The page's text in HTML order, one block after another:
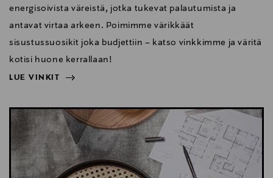
energisoivista väreistä, jotka tukevat palautumista ja
antavat virtaa arkeen. Poimimme värikkäät
sisustussuosikit joka budjettiin – katso vinkkimme ja väritä
kotisi huone kerrallaan!
LUE VINKIT
LUE VINKIT